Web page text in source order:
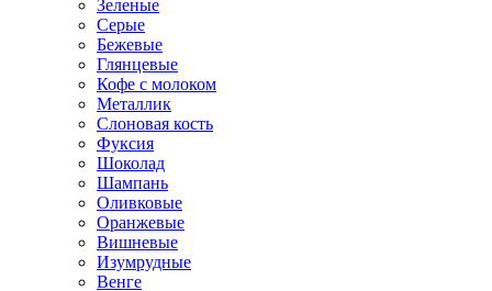
Зеленые
Серые
Бежевые
Глянцевые
Кофе с молоком
Металлик
Слоновая кость
Фуксия
Шоколад
Шампань
Оливковые
Оранжевые
Вишневые
Изумрудные
Венге